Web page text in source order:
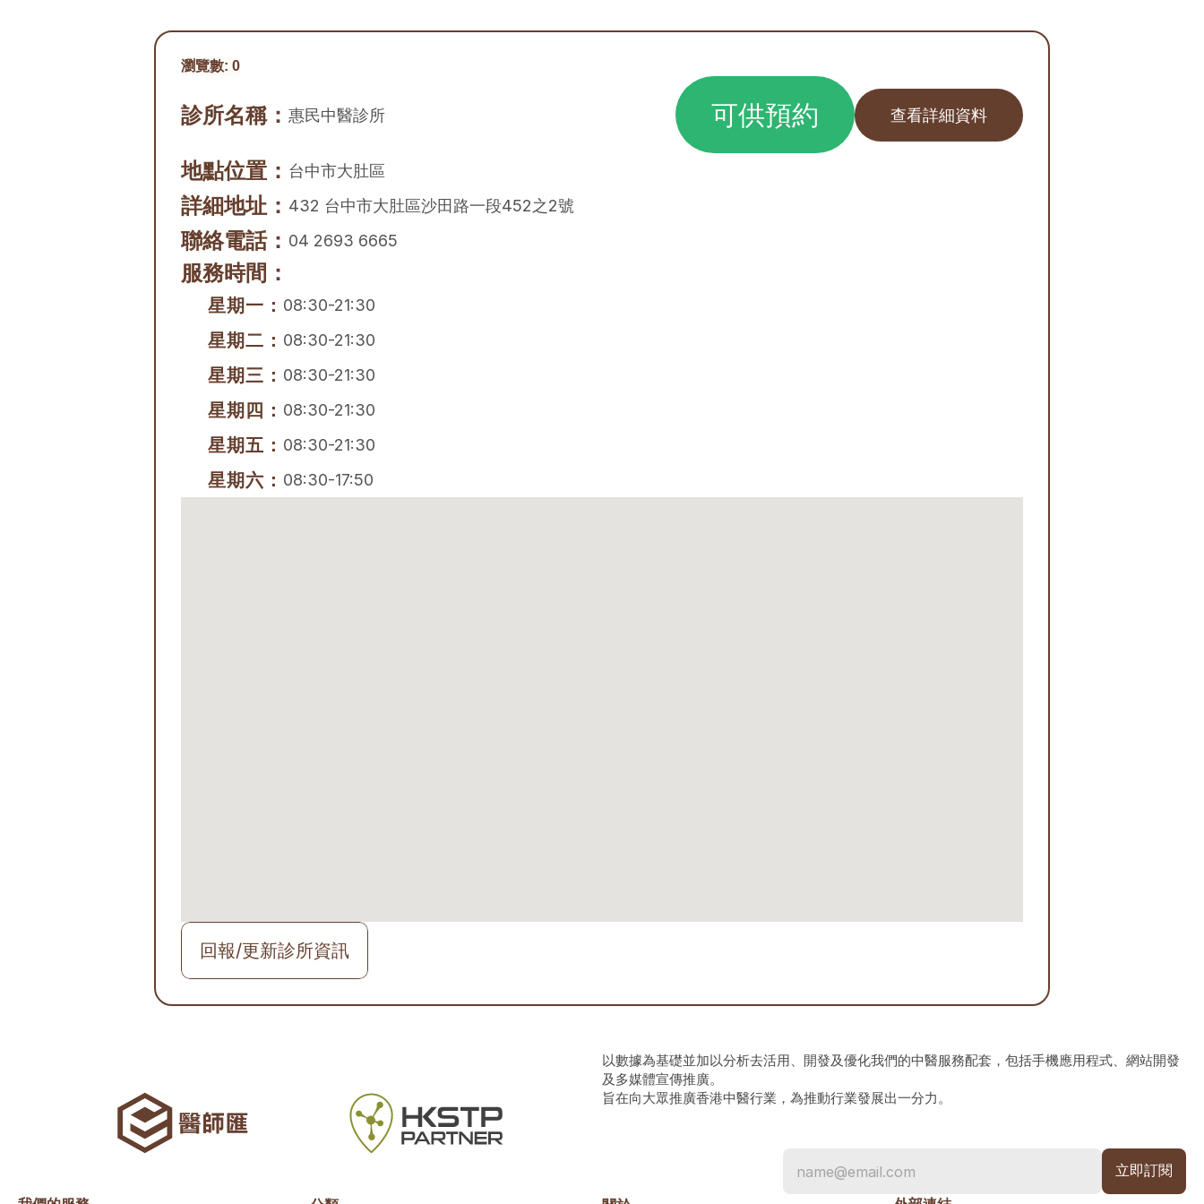
瀏覽數: 0
診所名稱： 惠民中醫診所 可供預約 查看詳細資料
地點位置： 台中市大肚區
詳細地址： 432 台中市大肚區沙田路一段452之2號
聯絡電話： 04 2693 6665
服務時間：
星期一： 08:30-21:30
星期二： 08:30-21:30
星期三： 08:30-21:30
星期四： 08:30-21:30
星期五： 08:30-21:30
星期六： 08:30-17:50
回報/更新診所資訊
以數據為基礎並加以分析去活用、開發及優化我們的中醫服務配套，包括手機應用程式、網站開發
及多媒體宣傳推廣。
旨在向大眾推廣香港中醫行業，為推動行業發展出一分力。